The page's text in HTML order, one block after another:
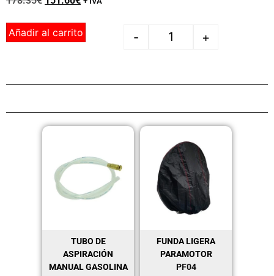
- +
Añadir al carrito
TUBO DE
ASPIRACIÓN
MANUAL GASOLINA
FUNDA LIGERA
PARAMOTOR
PF04